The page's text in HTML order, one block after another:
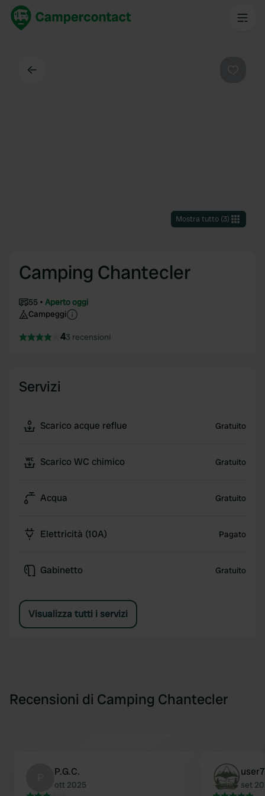
Mostra tutto(3)
Camping Chantecler
55
Aperto oggi
Campeggi
43 recensioni
Servizi
Scarico acque reflue Gratuito
Scarico WC chimico Gratuito
Acqua Gratuito
Elettricità (10A) Pagato
Gabinetto Gratuito
Visualizza tutti i servizi
Recensioni di Camping Chantecler
P.G.C.
ott 2025 set